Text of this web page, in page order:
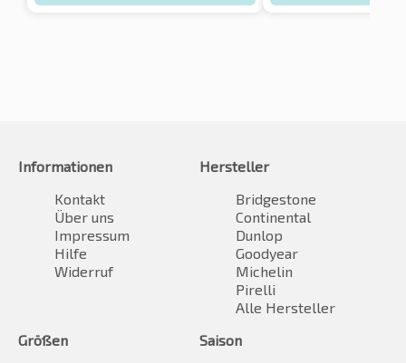
Informationen
Kontakt
Über uns
Impressum
Hilfe
Widerruf
Hersteller
Bridgestone
Continental
Dunlop
Goodyear
Michelin
Pirelli
Alle Hersteller
Größen
Saison